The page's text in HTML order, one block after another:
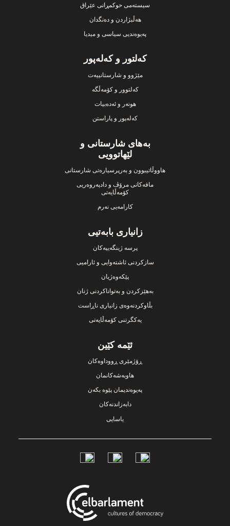
سیستەمی حوکمڕانی عێراق
هەڵبژاردن و دەنگدان
پەیوەندیی سیاسی و میدیا
کەلتور و کەلەپور
مێژوو و شارستانییەت
کەلتوور و کۆمەڵگە
هونەر و ئەدەبیات
کەلەپور و پاراستن
بەهای شارستانی و
لێهاتوویی
هاووڵاتیبوون و بەرپرسیارەتی شارستانی
مافەکانی مرۆڤ و دادپەروەریی
کۆمەڵایەتی
کارامەیی نەرم
زانیاری بابەتیی
پرسە ژینگەییەکان
سازکردنی ئاشتەوایی و ئارامیی
پێکەوەژیان
بەهێزکردن و بەتواناکردنی ژنان
بڵاوکردنەوەی زانیاری ناڕاست
یەکگرتنی کۆمەڵایەتی
ئێمە کێین
ڕۆژمێری ڕووداوەکان
هاوبەشەکانمان
پەیوەندیمان پێوە بکەن
دابەزاندنەکان
یاسایی